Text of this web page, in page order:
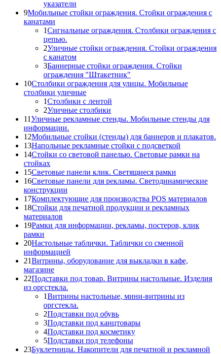
указатели
9Мобильные стойки ограждения. Стойки ограждения с
канатами
1Сигнальные ограждения. Столбики ограждения с
цепью.
2Уличные стойки ограждения. Стойки ограждения
с канатом
3Баннерные стойки ограждения. Стойки
ограждения "Штакетник"
10Столбики ограждения для улицы. Мобильные
столбики уличные
1Столбики с лентой
2Уличные столбики
11Уличные рекламные стенды. Мобильные стенды для
информации.
12Мобильные стойки (стенды) для баннеров и плакатов.
13Напольные рекламные стойки с подсветкой
14Стойки со световой панелью. Световые рамки на
стойках
15Световые панели клик. Светящиеся рамки
16Световые панели для рекламы. Светодинамические
конструкции
17Комплектующие для производства POS материалов
18Стойки для печатной продукции и рекламных
материалов
19Рамки для информации, рекламы, постеров, клик
рамки
20Настольные таблички. Таблички со сменной
информацией
21Витрины, оборудование для выкладки в кафе,
магазине
22Подставки под товар. Витрины настольные. Изделия
из оргстекла.
1Витрины настольные, мини-витрины из
оргстекла.
2Подставки под обувь
3Подставки под канцтовары
4Подставки под косметику
5Подставки под телефоны
23Буклетницы. Накопители для печатной и рекламной